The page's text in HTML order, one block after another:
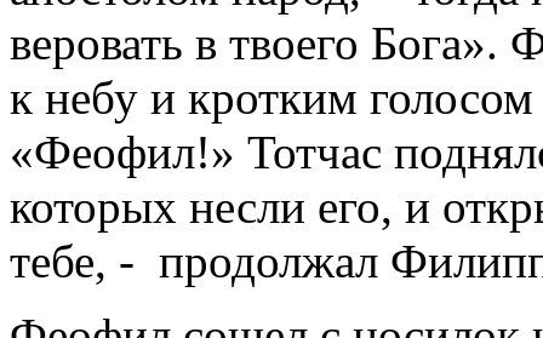
веровать в твоего Бога».
к небу и кротким
«Феофил!» Тотчас
которых несли его, и
тебе, - продолжал